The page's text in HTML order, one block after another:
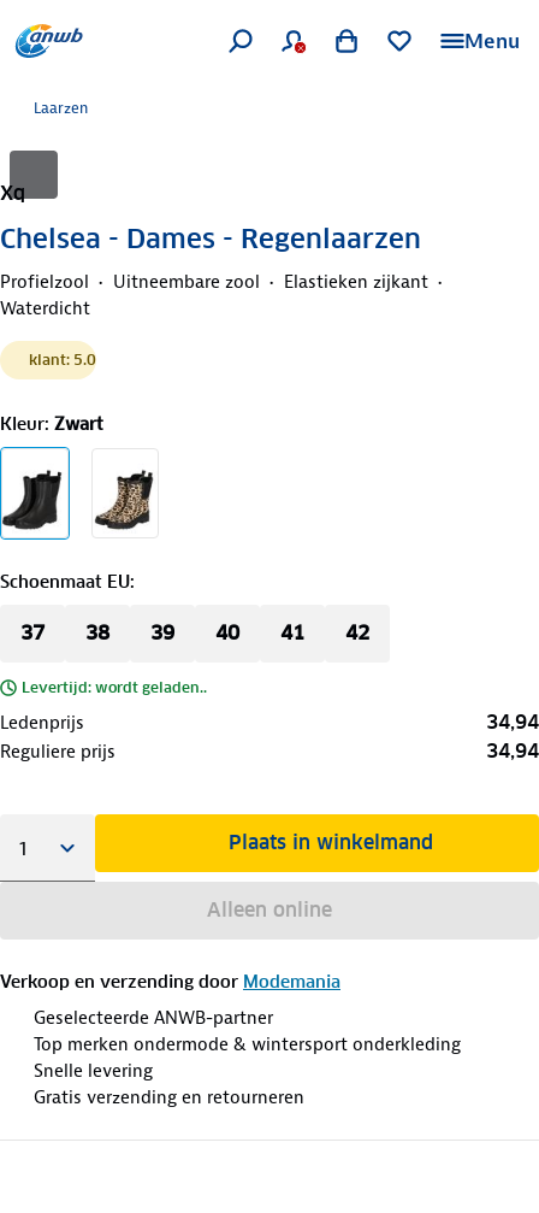
Menu
Laarzen
Xq
Chelsea - Dames - Regenlaarzen
Profielzool Uitneembare zool
Elastieken zijkant
Waterdicht
klant: 5.0
Kleur: Zwart
Schoenmaat EU:
37 38 39 40 41 42
Levertijd: wordt geladen..
Ledenprijs 34,94
Reguliere prijs 34,94
Plaats in winkelmand
Alleen online
Verkoop en verzending door Modemania
Geselecteerde ANWB-partner
Top merken ondermode & wintersport onderkleding
Snelle levering
Gratis verzending en retourneren